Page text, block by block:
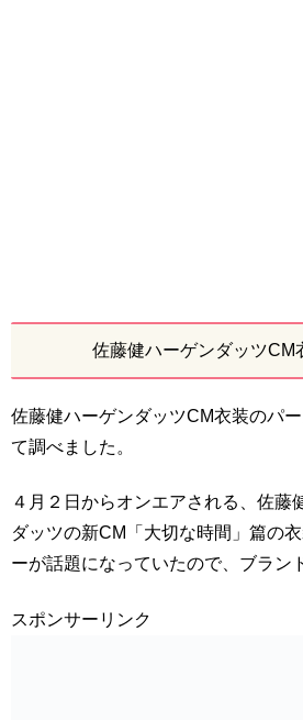
佐藤健ハーゲンダッツCM
佐藤健ハーゲンダッツCM衣装のパ
て調べました。
４月２日からオンエアされる、佐藤
ダッツの新CM「大切な時間」篇の
ーが話題になっていたので、ブラン
スポンサーリンク